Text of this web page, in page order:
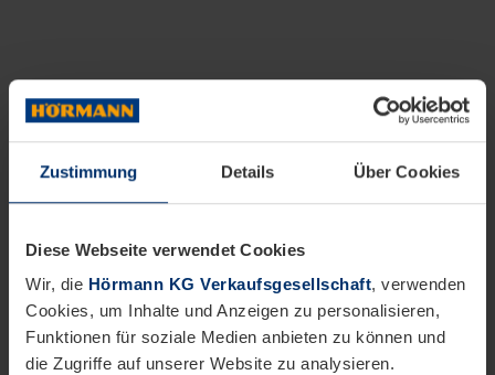
Zustimmung Details Über Cookies
Diese Webseite verwendet Cookies
Wir, die Hörmann KG Verkaufsgesellschaft, verwenden
Cookies, um Inhalte und Anzeigen zu personalisieren,
Funktionen für soziale Medien anbieten zu können und
die Zugriffe auf unserer Website zu analysieren.